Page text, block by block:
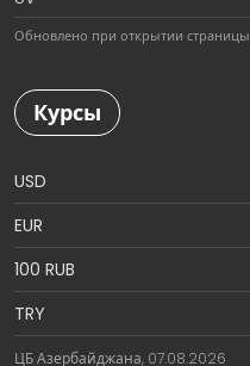
Обновлено при открытии страницы
Курсы
USD
EUR
100 RUB
TRY
ЦБ Азербайджана, 07.08.2026